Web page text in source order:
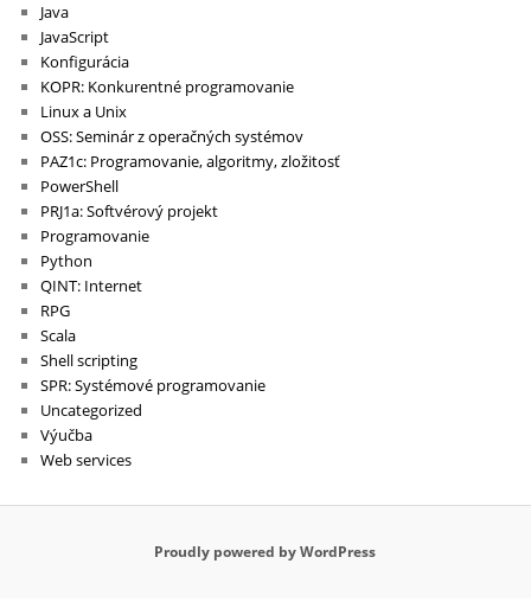
Java
JavaScript
Konfigurácia
KOPR: Konkurentné programovanie
Linux a Unix
OSS: Seminár z operačných systémov
PAZ1c: Programovanie, algoritmy, zložitosť
PowerShell
PRJ1a: Softvérový projekt
Programovanie
Python
QINT: Internet
RPG
Scala
Shell scripting
SPR: Systémové programovanie
Uncategorized
Výučba
Web services
Proudly powered by WordPress